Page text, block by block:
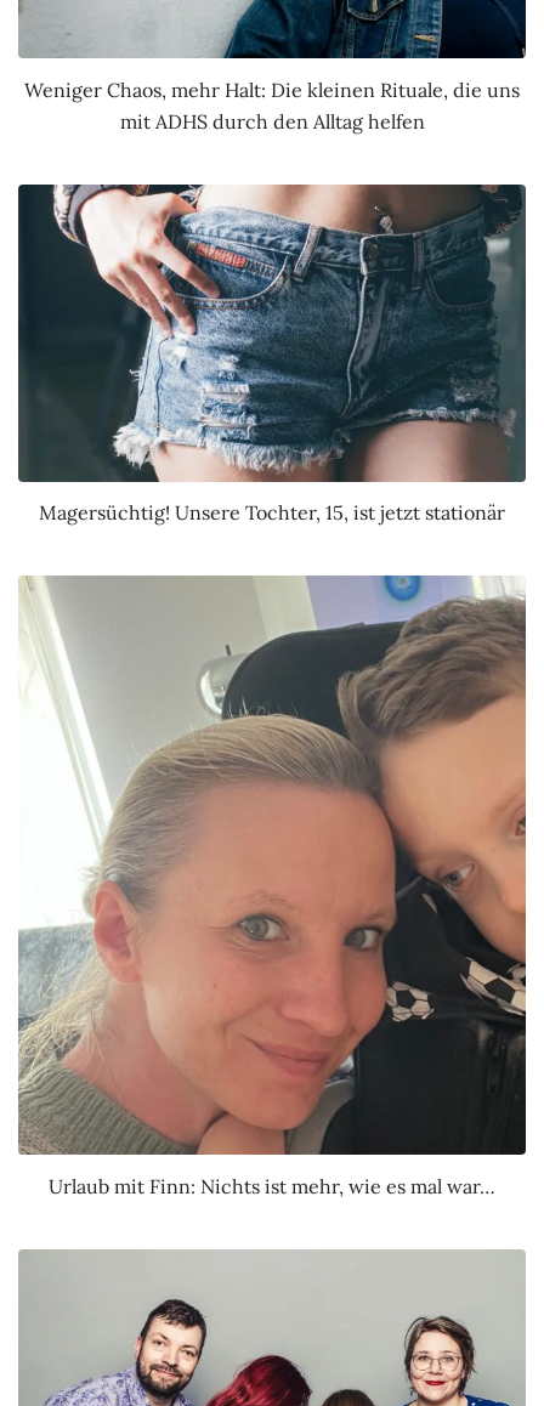
Weniger Chaos, mehr Halt: Die kleinen Rituale, die uns
mit ADHS durch den Alltag helfen
Magersüchtig! Unsere Tochter, 15, ist jetzt stationär
Urlaub mit Finn: Nichts ist mehr, wie es mal war…